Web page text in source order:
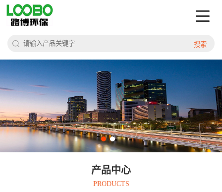
搜索
产品中心
PRODUCTS